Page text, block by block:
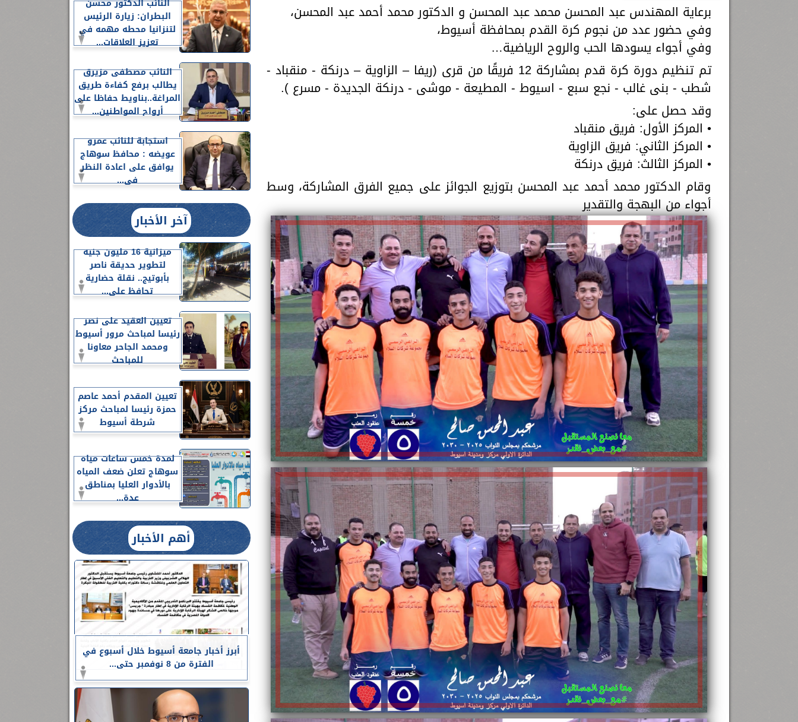
برعاية المهندس عبد المحسن محمد عبد المحسن و الدكتور محمد أحمد عبد المحسن،
وفي حضور عدد من نجوم كرة القدم بمحافظة أسيوط،
وفي أجواء يسودها الحب والروح الرياضية…
تم تنظيم دورة كرة قدم بمشاركة 12 فريقًا من قرى (ريفا – الزاوية – درنكة - منقباد -
شطب - بنى غالب - نجع سبع - اسيوط - المطيعة - موشى - درنكة الجديدة - مسرع ).
وقد حصل على:
• المركز الأول: فريق منقباد
• المركز الثاني: فريق الزاوية
• المركز الثالث: فريق درنكة
وقام الدكتور محمد أحمد عبد المحسن بتوزيع الجوائز على جميع الفرق المشاركة، وسط
أجواء من البهجة والتقدير
النائب الدكتور محسن
البطران: زيارة الرئيس
لتنزانيا محطه مهمه في
تعزيز العلاقات...
النائب مصطفى مزيرق
يطالب برفع كفاءة طريق
المراغة..بناويط حفاظا على
أرواح المواطنين...
استجابة للنائب عمرو
عويضه : محافظ سوهاج
يوافق على اعادة النظر
فى...
آخر الأخبار
ميزانية 16 مليون جنيه
لتطوير حديقة ناصر
بأبوتيج.. نقلة حضارية
تحافظ على...
تعيين العقيد على نصر
رئيسا لمباحث مرور أسيوط
ومحمد الجاحر معاونا
للمباحث
تعيين المقدم أحمد عاصم
حمزة رئيسا لمباحث مركز
شرطة أسيوط
لمدة خمس ساعات مياه
سوهاج تعلن ضعف المياه
بالأدوار العليا بمناطق
عدة...
أهم الأخبار
أبرز أخبار جامعة أسيوط خلال أسبوع في
الفترة من 8 نوفمبر حتى...